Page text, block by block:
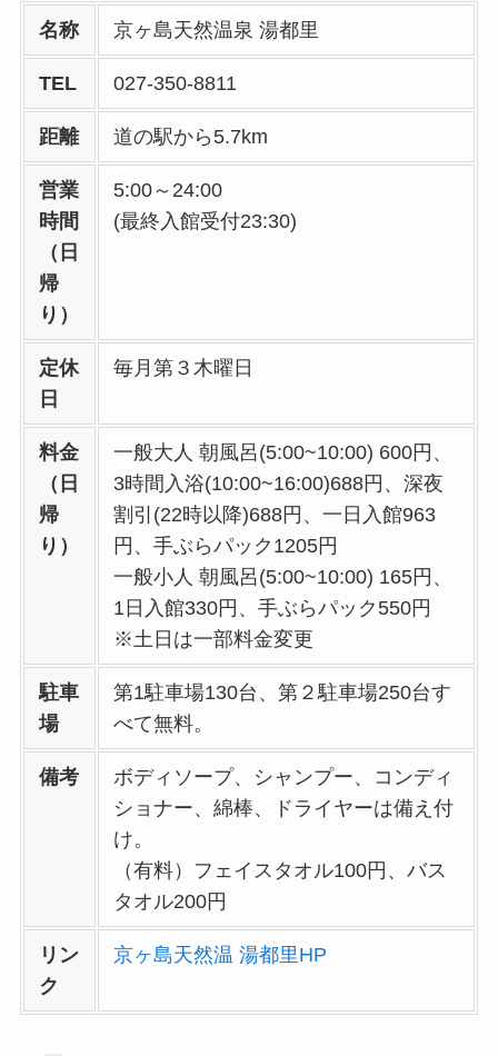
名称 京ヶ島天然温泉 湯都里
TEL 027-350-8811
距離 道の駅から5.7km
営業
時間
（日
帰
り）
5:00～24:00
(最終入館受付23:30)
定休
日
毎月第３木曜日
料金
（日
帰
り）
一般大人 朝風呂(5:00~10:00) 600円、
3時間入浴(10:00~16:00)688円、深夜
割引(22時以降)688円、一日入館963
円、手ぶらパック1205円
一般小人 朝風呂(5:00~10:00) 165円、
1日入館330円、手ぶらパック550円
※土日は一部料金変更
駐車
場
第1駐車場130台、第２駐車場250台す
べて無料。
備考
ボディソープ、シャンプー、コンディ
ショナー、綿棒、ドライヤーは備え付
け。
（有料）フェイスタオル100円、バス
タオル200円
リン
ク
京ヶ島天然温 湯都里HP